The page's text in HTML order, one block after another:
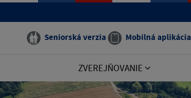
Seniorská verzia Mobilná aplikácia
ZVEREJŇOVANIE